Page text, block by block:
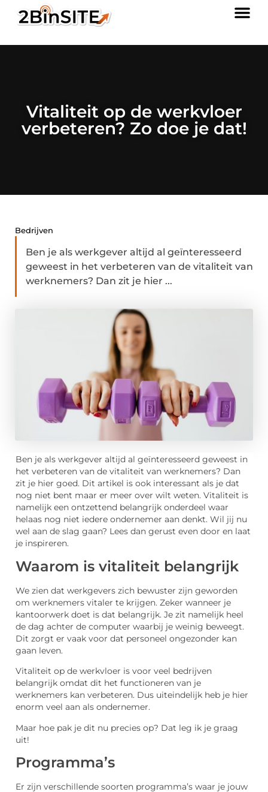
Vitaliteit op de werkvloer
verbeteren? Zo doe je dat!
Bedrijven
Ben je als werkgever altijd al geïnteresseerd
geweest in het verbeteren van de vitaliteit van
werknemers? Dan zit je hier ...
Ben je als werkgever altijd al geïnteresseerd geweest in
het verbeteren van de vitaliteit van werknemers? Dan
zit je hier goed. Dit artikel is ook interessant als je dat
nog niet bent maar er meer over wilt weten. Vitaliteit is
namelijk een ontzettend belangrijk onderdeel waar
helaas nog niet iedere ondernemer aan denkt. Wil jij nu
wel aan de slag gaan? Lees dan gerust even door en laat
je inspireren.
Waarom is vitaliteit belangrijk
We zien dat werkgevers zich bewuster zijn geworden
om werknemers vitaler te krijgen. Zeker wanneer je
kantoorwerk doet is dat belangrijk. Je zit namelijk heel
de dag achter de computer waarbij je weinig beweegt.
Dit zorgt er vaak voor dat personeel ongezonder kan
gaan leven.
Vitaliteit op de werkvloer is voor veel bedrijven
belangrijk omdat dit het functioneren van je
werknemers kan verbeteren. Dus uiteindelijk heb je hier
enorm veel aan als ondernemer.
Maar hoe pak je dit nu precies op? Dat leg ik je graag
uit!
Programma’s
Er zijn verschillende soorten programma’s waar je jouw